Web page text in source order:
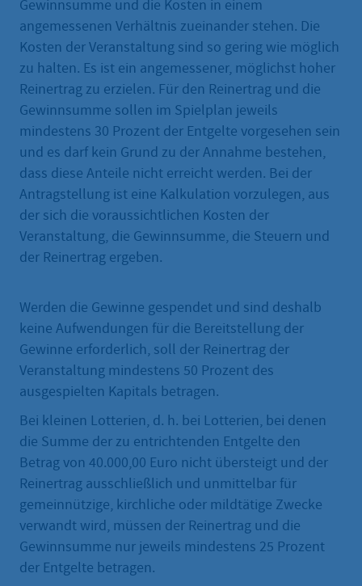
Gewinnsumme und die Kosten in einem
angemessenen Verhältnis zueinander stehen. Die
Kosten der Veranstaltung sind so gering wie möglich
zu halten. Es ist ein angemessener, möglichst hoher
Reinertrag zu erzielen. Für den Reinertrag und die
Gewinnsumme sollen im Spielplan jeweils
mindestens 30 Prozent der Entgelte vorgesehen sein
und es darf kein Grund zu der Annahme bestehen,
dass diese Anteile nicht erreicht werden. Bei der
Antragstellung ist eine Kalkulation vorzulegen, aus
der sich die voraussichtlichen Kosten der
Veranstaltung, die Gewinnsumme, die Steuern und
der Reinertrag ergeben.
Werden die Gewinne gespendet und sind deshalb
keine Aufwendungen für die Bereitstellung der
Gewinne erforderlich, soll der Reinertrag der
Veranstaltung mindestens 50 Prozent des
ausgespielten Kapitals betragen.
Bei kleinen Lotterien, d. h. bei Lotterien, bei denen
die Summe der zu entrichtenden Entgelte den
Betrag von 40.000,00 Euro nicht übersteigt und der
Reinertrag ausschließlich und unmittelbar für
gemeinnützige, kirchliche oder mildtätige Zwecke
verwandt wird, müssen der Reinertrag und die
Gewinnsumme nur jeweils mindestens 25 Prozent
der Entgelte betragen.